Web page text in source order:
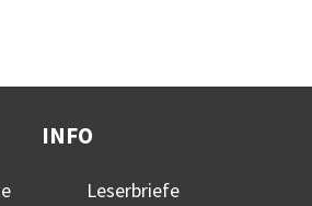
INFO
Leserbriefe